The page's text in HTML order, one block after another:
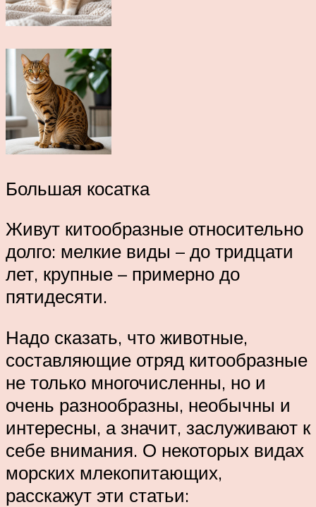
Большая косатка
Живут китообразные относительно
долго: мелкие виды – до тридцати
лет, крупные – примерно до
пятидесяти.
Надо сказать, что животные,
составляющие отряд китообразные
не только многочисленны, но и
очень разнообразны, необычны и
интересны, а значит, заслуживают к
себе внимания. О некоторых видах
морских млекопитающих,
расскажут эти статьи: